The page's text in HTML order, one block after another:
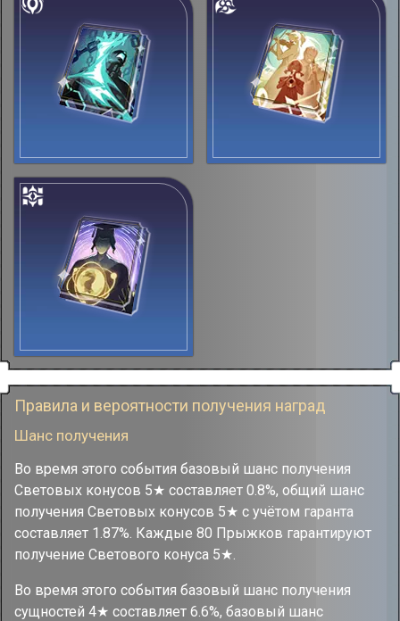
Правила и вероятности получения наград
Шанс получения
Во время этого события базовый шанс получения
Световых конусов 5★ составляет 0.8%, общий шанс
получения Световых конусов 5★ с учётом гаранта
составляет 1.87%. Каждые 80 Прыжков гарантируют
получение Светового конуса 5★.
Во время этого события базовый шанс получения
сущностей 4★ составляет 6.6%, базовый шанс